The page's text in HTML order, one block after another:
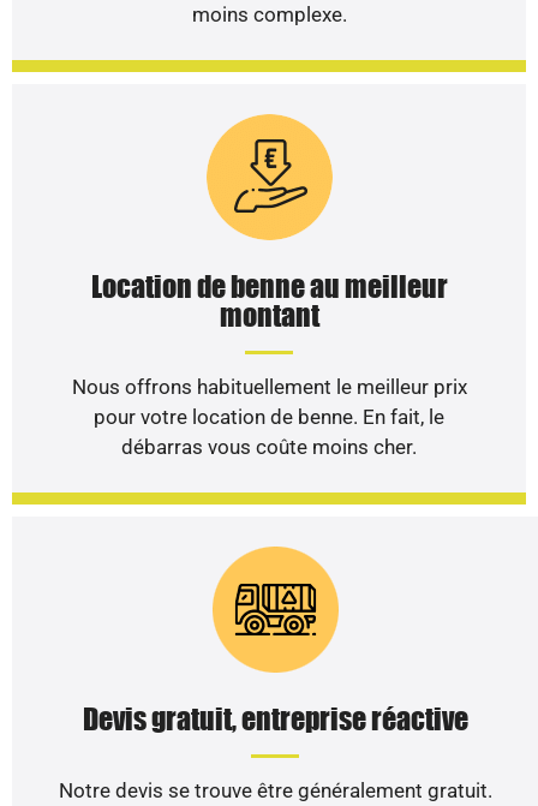
moins complexe.
Location de benne au meilleur
montant
Nous offrons habituellement le meilleur prix
pour votre location de benne. En fait, le
débarras vous coûte moins cher.
Devis gratuit, entreprise réactive
Notre devis se trouve être généralement gratuit.